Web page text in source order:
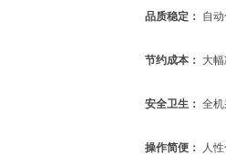
品质稳定： 自
节约成本： 大
安全卫生： 全
操作简便： 人